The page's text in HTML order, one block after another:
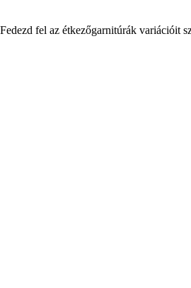
Fedezd fel az étkezőgarnitúrák variációit